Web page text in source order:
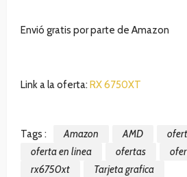
Envió gratis por parte de Amazon
Link a la oferta: RX 6750XT
Tags : Amazon AMD
oferta en linea
ofertas
rx6750xt
Tarjeta grafica